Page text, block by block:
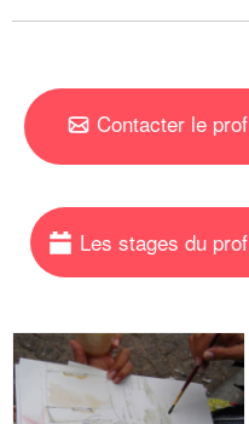
Contacter le prof